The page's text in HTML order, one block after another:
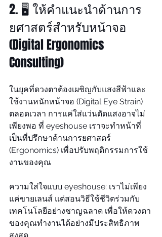
2. 🖥️ ให้คำแนะนำด้านการ
ยศาสตร์สำหรับหน้าจอ
(Digital Ergonomics
Consulting)
ในยุคที่ดวงตาต้องเผชิญกับแสงสีฟ้าและ
ใช้งานหนักหน้าจอ (Digital Eye Strain)
ตลอดเวลา การแค่ใส่แว่นตัดแสงอาจไม่
เพียงพอ ที่ eyeshouse เราจะทำหน้าที่
เป็นที่ปรึกษาด้านการยศาสตร์
(Ergonomics) เพื่อปรับพฤติกรรมการใช้
งานของคุณ
ความใส่ใจแบบ eyeshouse: เราไม่เพียง
แค่ขายเลนส์ แต่สอนวิธีใช้ชีวิตร่วมกับ
เทคโนโลยีอย่างชาญฉลาด เพื่อให้ดวงตา
ของคุณทำงานได้อย่างมีประสิทธิภาพ